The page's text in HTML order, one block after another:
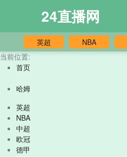
24直播网
英超 NBA
当前位置:
首页
哈姆
英超
NBA
中超
欧冠
德甲